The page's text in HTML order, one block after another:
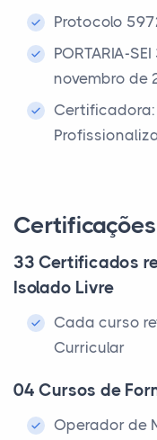
Protocolo
PORTARIA-
novembro de
Certificadora:
Certificações
33 Certificados
Isolado Livre
Cada curso
Curricular
04 Cursos de
Operador de